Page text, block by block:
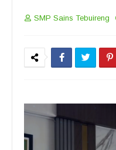
SMP Sains Tebuireng